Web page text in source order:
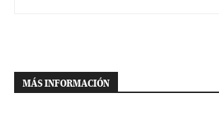
MÁS INFORMACIÓN